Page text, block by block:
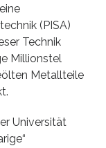
(PISA)
Technik
Millionstel
Metallteile
Universität